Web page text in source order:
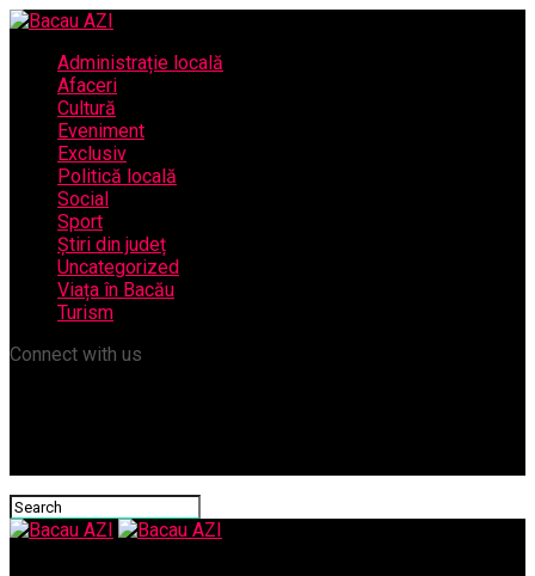
Administrație locală
Afaceri
Cultură
Eveniment
Exclusiv
Politică locală
Social
Sport
Știri din județ
Uncategorized
Viața în Bacău
Turism
Connect with us